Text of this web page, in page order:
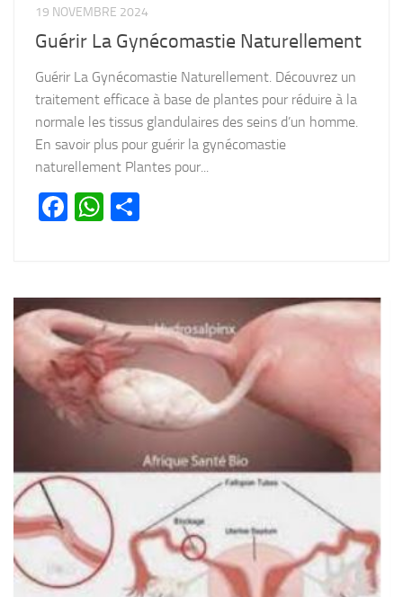
19 NOVEMBRE 2024
Guérir La Gynécomastie Naturellement
Guérir La Gynécomastie Naturellement. Découvrez un
traitement efficace à base de plantes pour réduire à la
normale les tissus glandulaires des seins d’un homme.
En savoir plus pour guérir la gynécomastie
naturellement Plantes pour...
Facebook
WhatsApp